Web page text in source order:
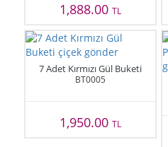
1,888.00TL
7 Adet Kırmızı Gül Buketi
BT0005
1,950.00TL